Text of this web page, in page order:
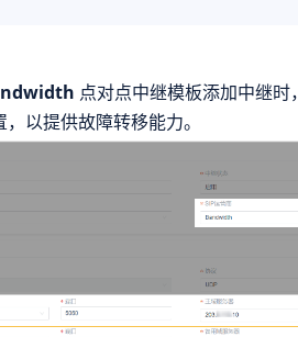
点对点中继模板添加中继
，以提供故障转移能力。